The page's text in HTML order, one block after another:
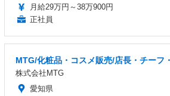
月給29万円～38万900円
正社員
MTG/化粧品・コスメ販売/店長・チーフ
株式会社MTG
愛知県